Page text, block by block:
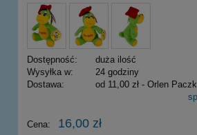
Dostępność:
duża ilość
Wysyłka w:
24 godziny
Dostawa:
od 11,00 zł - Orlen
Cena nie zawiera ewentualnych
Cena: 16,00 zł